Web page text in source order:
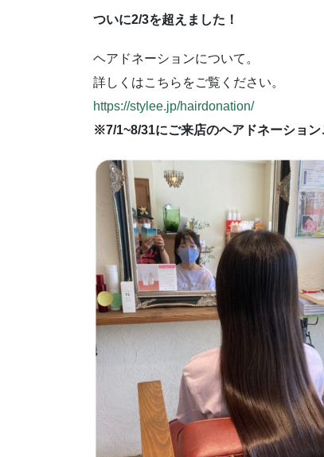
ついに2/3を超えました！
ヘアドネーションについて。
詳しくはこちらをご覧ください。
https://stylee.jp/hairdonation/
※7/1~8/31にご来店のヘアドネーショ